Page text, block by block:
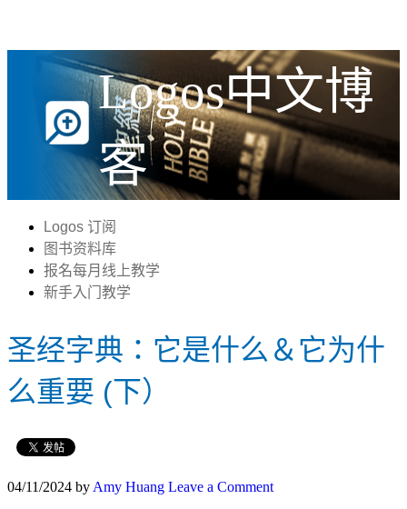
Logos中文博
客
Logos 订阅
图书资料库
报名每月线上教学
新手入门教学
圣经字典：它是什么＆它为什
么重要 (下）
04/11/2024 by Amy Huang Leave a Comment